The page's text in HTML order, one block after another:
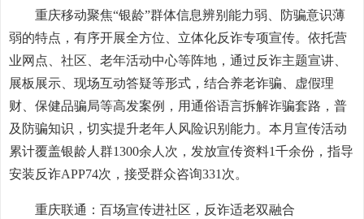
重庆移动聚焦“银龄”群体信息辨别能力弱、防骗意识薄
弱的特点，有序开展全方位、立体化反诈专项宣传。依托营
业网点、社区、老年活动中心等阵地，通过反诈主题宣讲、
展板展示、现场互动答疑等形式，结合养老诈骗、虚假理
财、保健品骗局等高发案例，用通俗语言拆解诈骗套路，普
及防骗知识，切实提升老年人风险识别能力。本月宣传活动
累计覆盖银龄人群1300余人次，发放宣传资料1千余份，指导
安装反诈APP74次，接受群众咨询331次。
重庆联通：百场宣传进社区，反诈适老双融合